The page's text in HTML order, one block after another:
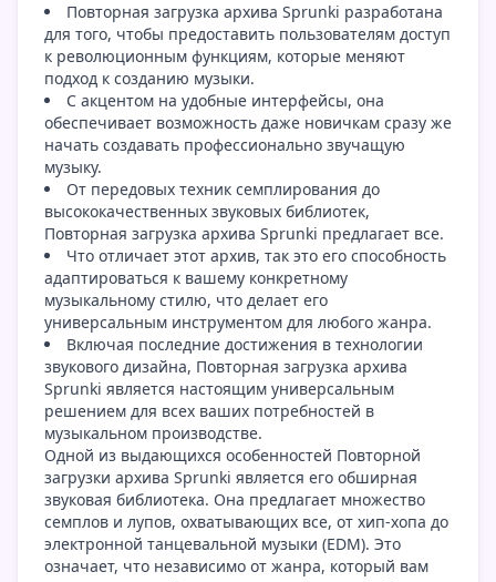
Повторная загрузка архива Sprunki разработана
для того, чтобы предоставить пользователям доступ
к революционным функциям, которые меняют
подход к созданию музыки.
С акцентом на удобные интерфейсы, она
обеспечивает возможность даже новичкам сразу же
начать создавать профессионально звучащую
музыку.
От передовых техник семплирования до
высококачественных звуковых библиотек,
Повторная загрузка архива Sprunki предлагает все.
Что отличает этот архив, так это его способность
адаптироваться к вашему конкретному
музыкальному стилю, что делает его
универсальным инструментом для любого жанра.
Включая последние достижения в технологии
звукового дизайна, Повторная загрузка архива
Sprunki является настоящим универсальным
решением для всех ваших потребностей в
музыкальном производстве.
Одной из выдающихся особенностей Повторной
загрузки архива Sprunki является его обширная
звуковая библиотека. Она предлагает множество
семплов и лупов, охватывающих все, от хип-хопа до
электронной танцевальной музыки (EDM). Это
означает, что независимо от жанра, который вам